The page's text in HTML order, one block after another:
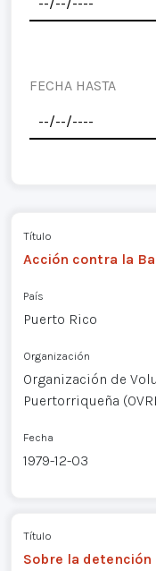
FECHA HASTA
Título
Acción contra la
País
Puerto Rico
Organización
Organización de
Puertorriqueña
Fecha
1979-12-03
Título
Sobre la